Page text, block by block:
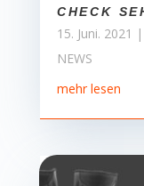
CHECK
15. Juni. 2021 |
NEWS
mehr lesen